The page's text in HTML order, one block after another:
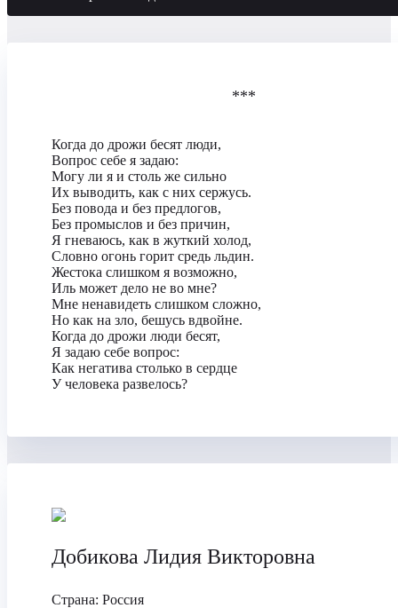
***
Когда до дрожи бесят люди,
Вопрос себе я задаю:
Могу ли я и столь же сильно
Их выводить, как с них сержусь.
Без повода и без предлогов,
Без промыслов и без причин,
Я гневаюсь, как в жуткий холод,
Словно огонь горит средь льдин.
Жестока слишком я возможно,
Иль может дело не во мне?
Мне ненавидеть слишком сложно,
Но как на зло, бешусь вдвойне.
Когда до дрожи люди бесят,
Я задаю себе вопрос:
Как негатива столько в сердце
У человека развелось?
Добикова Лидия Викторовна
Страна: Россия